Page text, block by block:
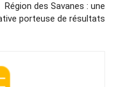
Région des Savanes : une
porteuse de résultats